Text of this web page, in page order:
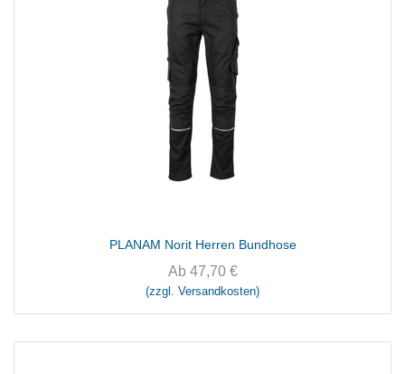
PLANAM Norit Herren Bundhose
Ab 47,70€
(zzgl. Versandkosten)